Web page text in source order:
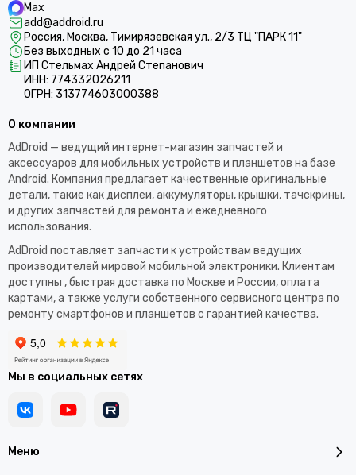
Max
add@addroid.ru
Россия, Москва, Тимирязевская ул., 2/3 ТЦ "ПАРК 11"
Без выходных с 10 до 21 часа
ИП Стельмах Андрей Степанович
ИНН: 774332026211
ОГРН: 313774603000388
Меню
О компании
AdDroid — ведущий интернет-магазин запчастей и
аксессуаров для мобильных устройств и планшетов на базе
Android. Компания предлагает качественные оригинальные
детали, такие как дисплеи, аккумуляторы, крышки, тачскрины,
и других запчастей для ремонта и ежедневного
использования.​
AdDroid поставляет запчасти к устройствам ведущих
производителей мировой мобильной электроники. Клиентам
доступны , быстрая доставка по Москве и России, оплата
картами, а также услуги собственного сервисного центра по
ремонту смартфонов и планшетов с гарантией качества.
Мы в социальных сетях